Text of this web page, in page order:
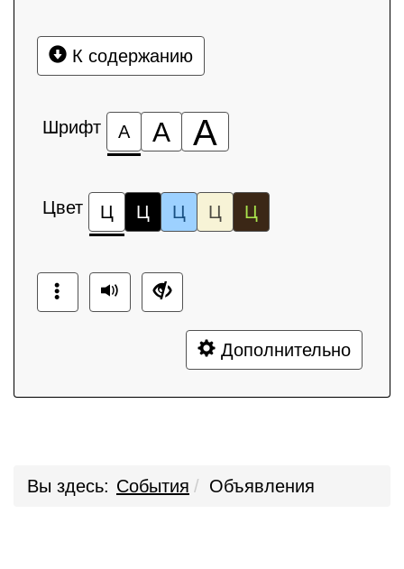
К содержанию
Шрифт А А А
Цвет Ц Ц Ц Ц Ц
Дополнительно
Вы здесь: События Объявления